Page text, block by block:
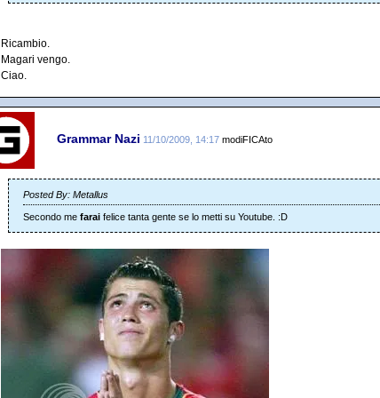
Ricambio.
Magari vengo.
Ciao.
Grammar Nazi 11/10/2009, 14:17 modiFICAto
Posted By: Metallus
Secondo me farai felice tanta gente se lo metti su Youtube. :D